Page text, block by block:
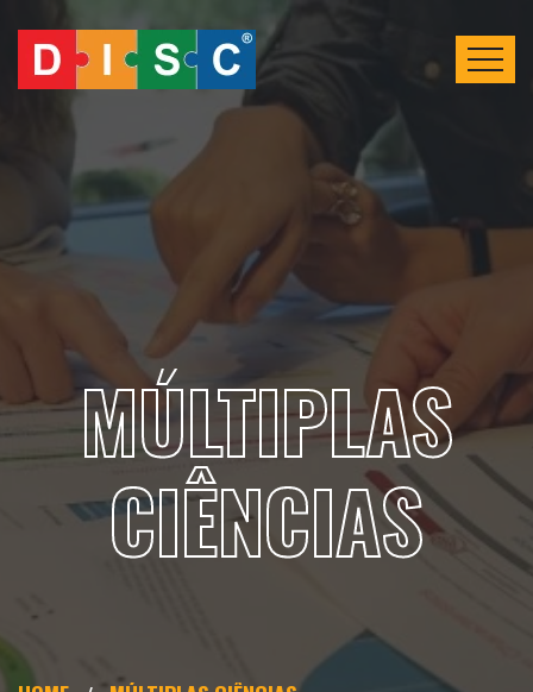
MÚLTIPLAS
CIÊNCIAS